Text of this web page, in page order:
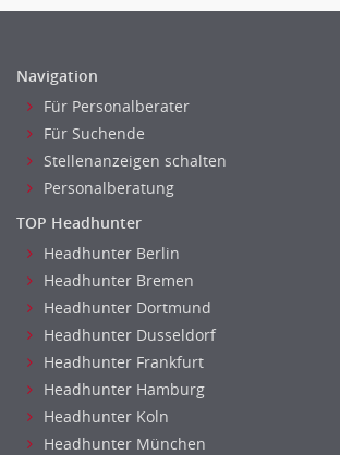
Navigation
Für Personalberater
Für Suchende
Stellenanzeigen schalten
Personalberatung
TOP Headhunter
Headhunter Berlin
Headhunter Bremen
Headhunter Dortmund
Headhunter Dusseldorf
Headhunter Frankfurt
Headhunter Hamburg
Headhunter Koln
Headhunter München